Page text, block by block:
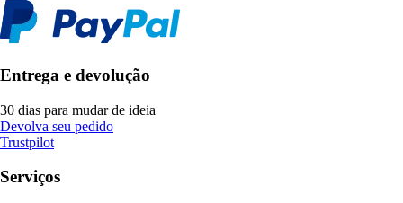
Entrega e devolução
30 dias para mudar de ideia
Devolva seu pedido
Trustpilot
Serviços